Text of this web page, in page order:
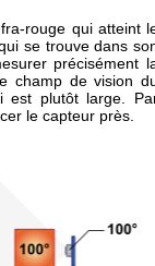
rouge qui atteint
se trouve dans
précisément
champ de vision
est plutôt large.
le capteur près.